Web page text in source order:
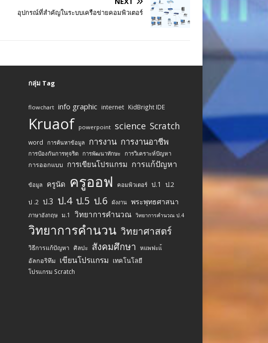
อุปกรณ์ที่สำคัญในระบบเครือข่ายคอมพิวเตอร์
กลุ่ม Tag
flowchart info graphic internet KidBright IDE
Kruaof powerpoint science Scratch
word การค้นหาข้อมูล การงาน การงานอาชีพ
การป้องกันการทุจริต การพัฒนาทักษะ การวิเคราะห์ปัญหา
การออกแบบ การเขียนโปรแกรม การแก้ปัญหา
ข้อมูล ครูนัด ครูออฟ คอมพิวเตอร์ ป.1 ป.2
ป .2 ป.3 ป.4 ป.5 ป.6 ผังงาน พระพุทธศาสนา
ภาษาอังกฤษ ม.1 วิทยาการคำนวณ วิทยาการคำนวณ ป.4
วิทยาการคำนวน วิทยาศาสตร์
วิธีการแก้ปัญหา ศิลปะ สังคมศึกษา หแพฟะแ้
อัลกอริทึม เขียนโปรแกรม เทคโนโลยี
โปรแกรม Scratch